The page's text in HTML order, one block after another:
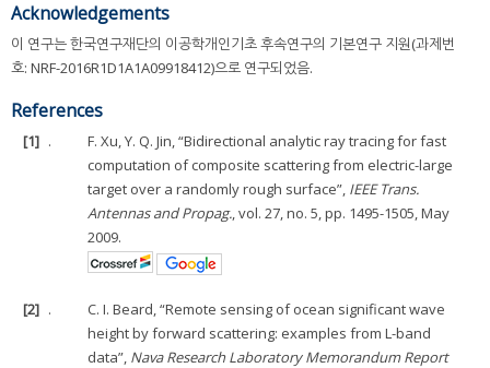
Acknowledgements
이 연구는 한국연구재단의 이공학개인기초 후속연구의 기본연구 지원(과제번
호: NRF-2016R1D1A1A09918412)으로 연구되었음.
References
[1] .
F. Xu, Y. Q. Jin, “Bidirectional analytic ray tracing for fast
computation of composite scattering from electric-large
target over a randomly rough surface”, IEEE Trans.
Antennas and Propag., vol. 27, no. 5, pp. 1495-1505, May
2009.
[2] .
C. I. Beard, “Remote sensing of ocean significant wave
height by forward scattering: examples from L-band
data”, Nava Research Laboratory Memorandum Report